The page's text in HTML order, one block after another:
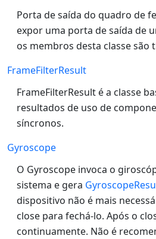
Porta de saída do quadro de
expor uma porta de saída de
os membros desta classe são
FrameFilterResult
FrameFilterResult é a classe
resultados de uso de
síncronos.
Gyroscope
O Gyroscope invoca o
sistema e gera
dispositivo não é mais
close para fechá-lo. Após o
continuamente. Não é